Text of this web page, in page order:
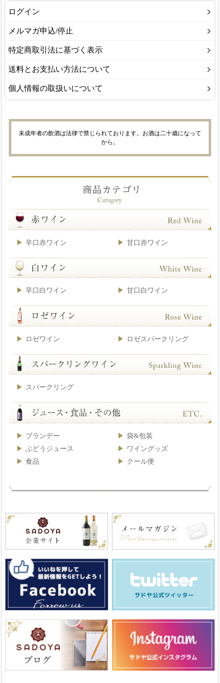
ログイン
メルマガ申込/停止
特定商取引法に基づく表示
送料とお支払い方法について
個人情報の取扱いについて
未成年者の飲酒は法律で禁じられております。お酒は二十歳になって
から。
辛口赤ワイン 甘口赤ワイン
辛口白ワイン 甘口白ワイン
ロゼワイン ロゼスパークリング
スパークリング
ブランデー
袋&包装
ぶどうジュース
ワイングッズ
食品
クール便